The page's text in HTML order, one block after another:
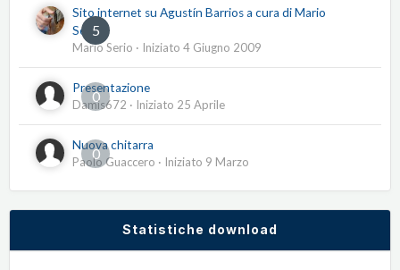
5
Sito internet su Agustín Barrios a cura di Mario
Serio
Mario Serio · Iniziato 4 Giugno 2009
0
Presentazione
Damis672 · Iniziato 25 Aprile
0
Nuova chitarra
Paolo Guaccero · Iniziato 9 Marzo
Statistiche download